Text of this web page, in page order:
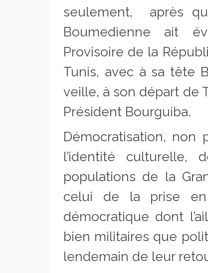
seulement, après
Boumedienne ait
Provisoire de la
Tunis, avec à sa tête
veille, à son départ de
Président Bourguiba.
Démocratisation, non
l’identité culturelle,
populations de la
celui de la prise en
démocratique dont
bien militaires que
lendemain de leur